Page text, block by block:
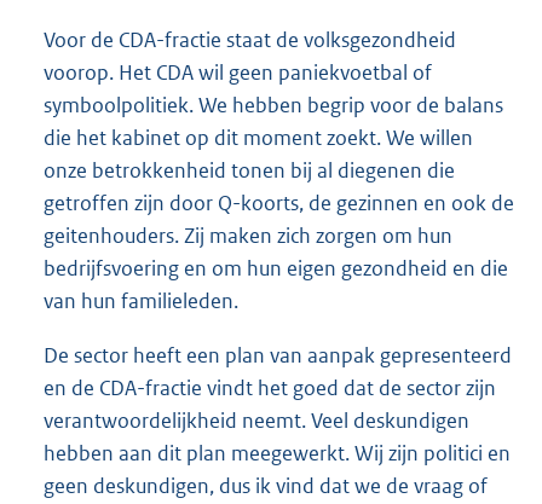
Voor de CDA-fractie staat de volksgezondheid
voorop. Het CDA wil geen paniekvoetbal of
symboolpolitiek. We hebben begrip voor de balans
die het kabinet op dit moment zoekt. We willen
onze betrokkenheid tonen bij al diegenen die
getroffen zijn door Q-koorts, de gezinnen en ook de
geitenhouders. Zij maken zich zorgen om hun
bedrijfsvoering en om hun eigen gezondheid en die
van hun familieleden.
De sector heeft een plan van aanpak gepresenteerd
en de CDA-fractie vindt het goed dat de sector zijn
verantwoordelijkheid neemt. Veel deskundigen
hebben aan dit plan meegewerkt. Wij zijn politici en
geen deskundigen, dus ik vind dat we de vraag of